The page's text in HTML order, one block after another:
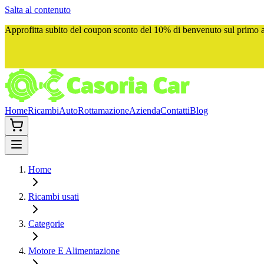
Salta al contenuto
Approfitta subito del coupon sconto del 10% di benvenuto sul primo
HomeRicambiAutoRottamazioneAziendaContattiBlog
Home
Ricambi usati
Categorie
Motore E Alimentazione